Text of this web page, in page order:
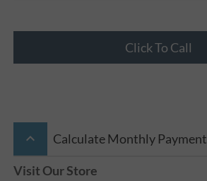
Click To Call
keyboard_arrow_up Calculate Monthly Payment
Visit Our Store